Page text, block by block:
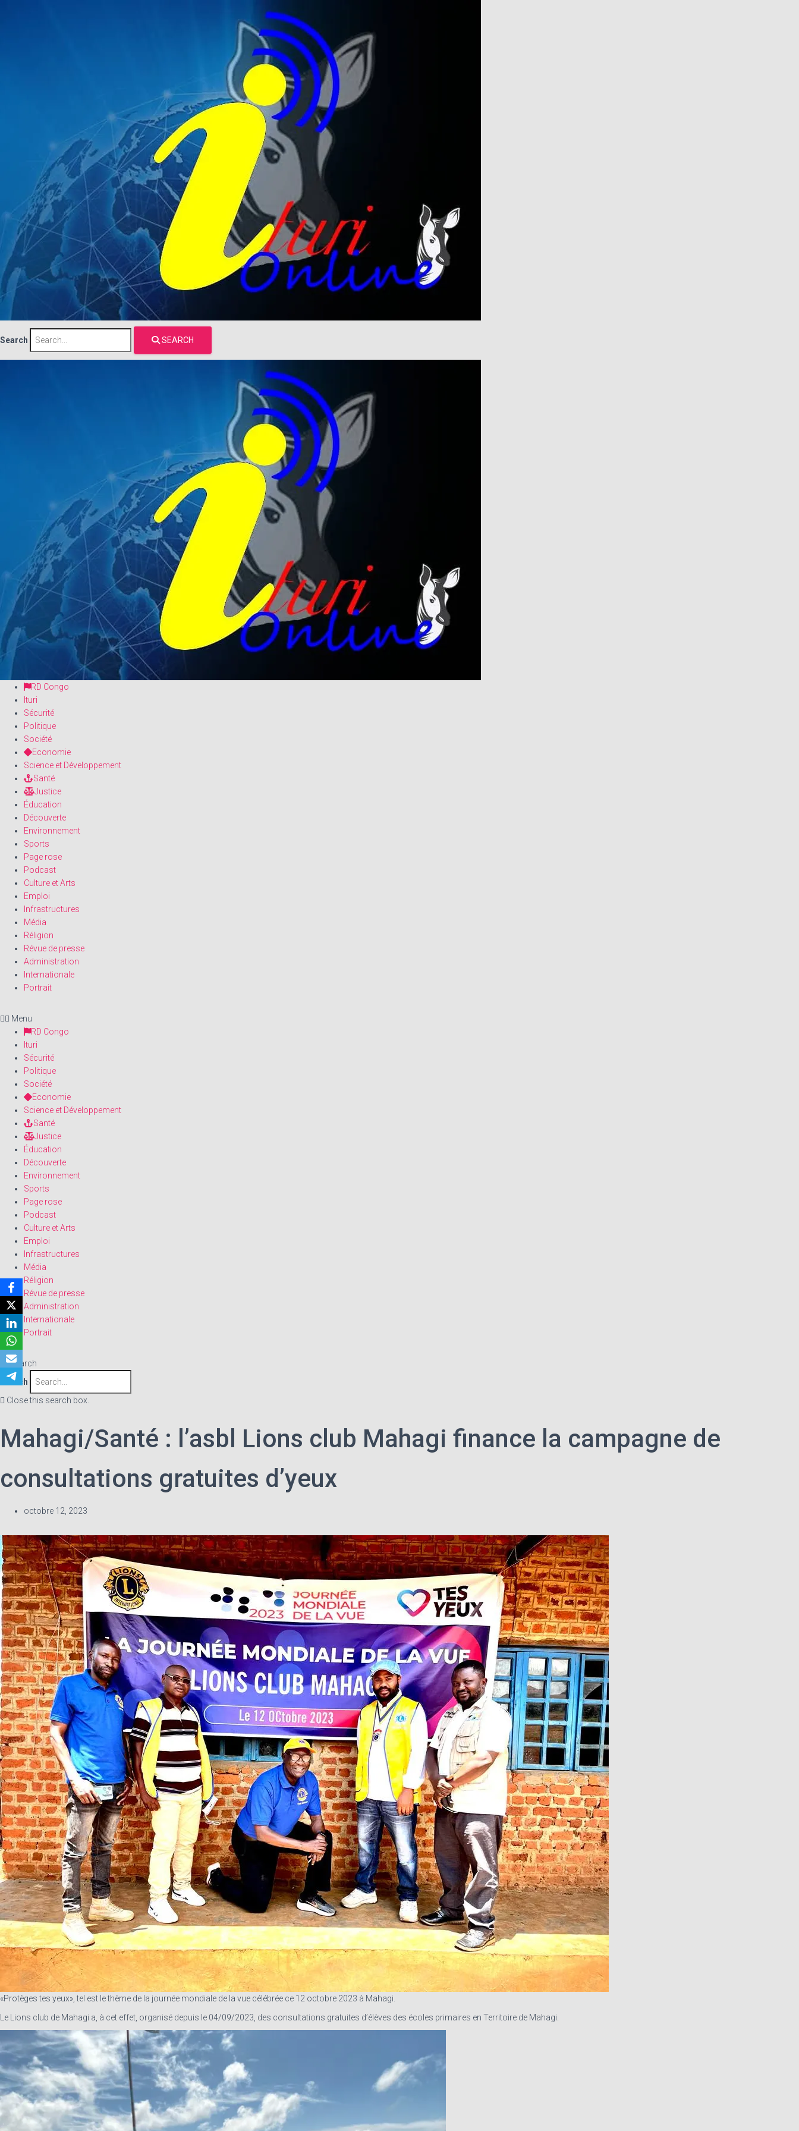
Search SEARCH
RD Congo
Ituri
Sécurité
Politique
Société
Economie
Science et Développement
Santé
Justice
Éducation
Découverte
Environnement
Sports
Page rose
Podcast
Culture et Arts
Emploi
Infrastructures
Média
Réligion
Révue de presse
Administration
Internationale
Portrait
Menu
RD Congo
Ituri
Sécurité
Politique
Société
Economie
Science et Développement
Santé
Justice
Éducation
Découverte
Environnement
Sports
Page rose
Podcast
Culture et Arts
Emploi
Infrastructures
Média
Réligion
Révue de presse
Administration
Internationale
Portrait
Search
Search
Close this search box.
Mahagi/Santé : l’asbl Lions club Mahagi finance la campagne de
consultations gratuites d’yeux
octobre 12, 2023
«Protèges tes yeux», tel est le thème de la journée mondiale de la vue célébrée ce 12 octobre 2023 à Mahagi.
Le Lions club de Mahagi a, à cet effet, organisé depuis le 04/09/2023, des consultations gratuites d’élèves des écoles primaires en Territoire de Mahagi.